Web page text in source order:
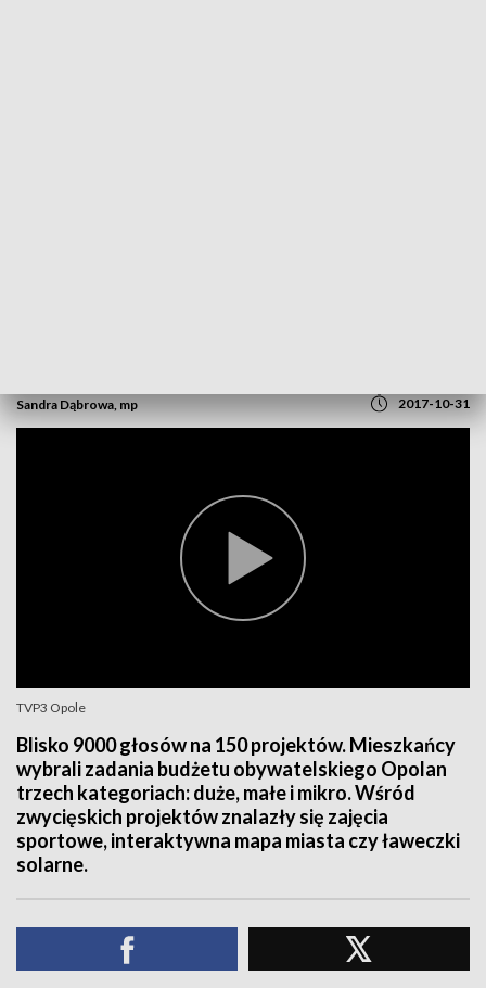
Sandra Dąbrowa, mp 2017-10-31
TVP3 Opole
Blisko 9000 głosów na 150 projektów. Mieszkańcy
wybrali zadania budżetu obywatelskiego Opolan
trzech kategoriach: duże, małe i mikro. Wśród
zwycięskich projektów znalazły się zajęcia
sportowe, interaktywna mapa miasta czy ławeczki
solarne.